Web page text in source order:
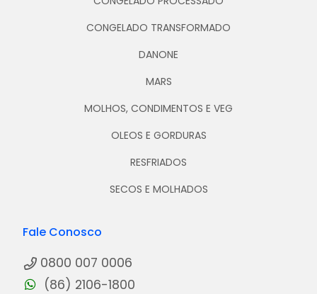
CONGELADO TRANSFORMADO
DANONE
MARS
MOLHOS, CONDIMENTOS E VEG
OLEOS E GORDURAS
RESFRIADOS
SECOS E MOLHADOS
Fale Conosco
0800 007 0006
(86) 2106-1800